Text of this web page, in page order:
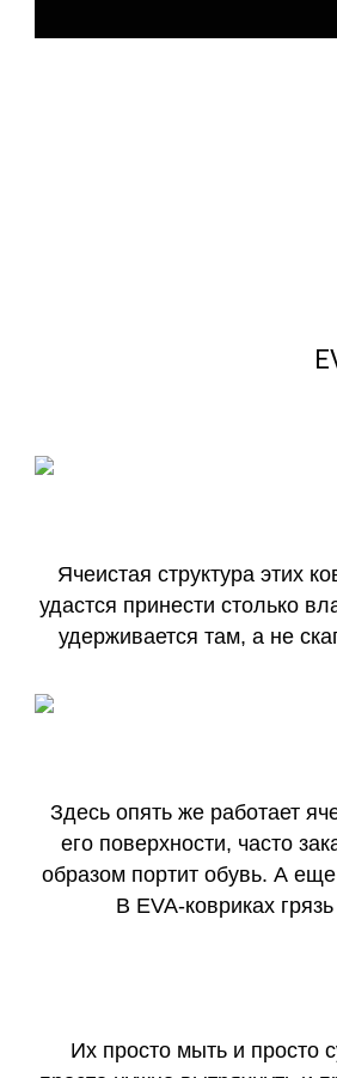
Ячеистая структура этих
удастся принести столько
удерживается там, а не
Здесь опять же работает
его поверхности, часто
образом портит обувь. А
В EVA-ковриках
Их просто мыть и просто